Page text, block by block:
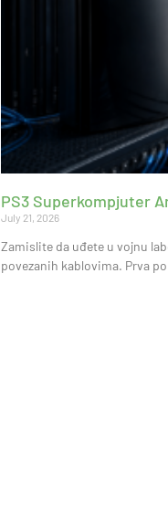
PS3 Superkompjuter
July 21, 2026
Zamislite da uđete u vojnu
povezanih kablovima. Prva